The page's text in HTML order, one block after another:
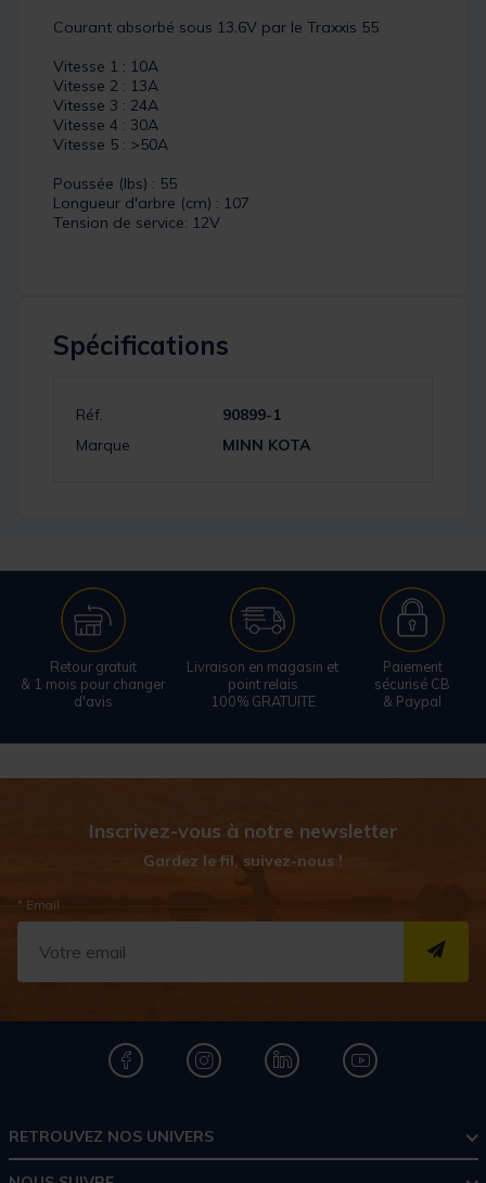
Courant absorbé sous 13.6V par le Traxxis 55
Vitesse 1 : 10A
Vitesse 2 : 13A
Vitesse 3 : 24A
Vitesse 4 : 30A
Vitesse 5 : >50A
Poussée (lbs) : 55
Longueur d'arbre (cm) : 107
Tension de service: 12V
Spécifications
Réf.
90899-1
Marque
MINN KOTA
Retour gratuit
& 1 mois pour changer
d'avis
Livraison en magasin et
point relais
100% GRATUITE
Paiement
sécurisé CB
& Paypal
Inscrivez-vous à notre newsletter
Gardez le fil, suivez-nous !
* Email
RETROUVEZ NOS UNIVERS